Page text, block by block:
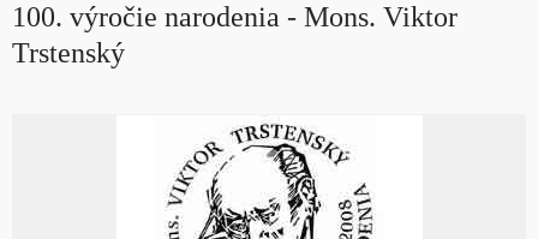
100. výročie narodenia - Mons. Viktor
Trstenský